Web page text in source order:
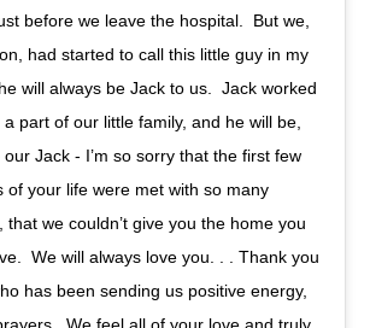
before we leave the hospital. But we,
had started to call this little guy in my
will always be Jack to us. Jack worked
part of our little family, and he will be,
Jack - I’m so sorry that the first few
of your life were met with so many
that we couldn’t give you the home you
We will always love you. . . Thank you
has been sending us positive energy,